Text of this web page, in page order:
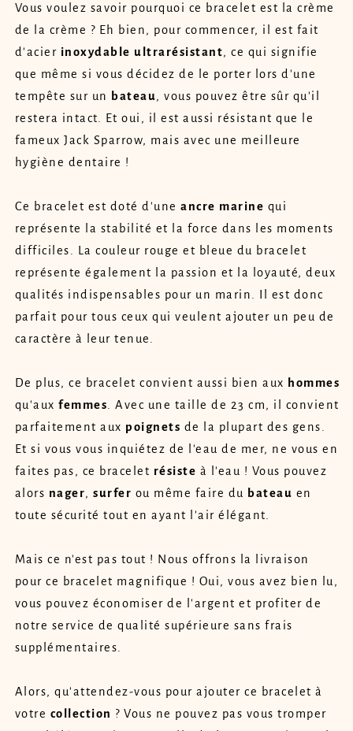
Vous voulez savoir pourquoi ce bracelet est la crème
de la crème ? Eh bien, pour commencer, il est fait
d'acier inoxydable ultrarésistant, ce qui signifie
que même si vous décidez de le porter lors d'une
tempête sur un bateau, vous pouvez être sûr qu'il
restera intact. Et oui, il est aussi résistant que le
fameux Jack Sparrow, mais avec une meilleure
hygiène dentaire !
Ce bracelet est doté d'une ancre marine qui
représente la stabilité et la force dans les moments
difficiles. La couleur rouge et bleue du bracelet
représente également la passion et la loyauté, deux
qualités indispensables pour un marin. Il est donc
parfait pour tous ceux qui veulent ajouter un peu de
caractère à leur tenue.
De plus, ce bracelet convient aussi bien aux hommes
qu'aux femmes . Avec une taille de 23 cm, il convient
parfaitement aux poignets de la plupart des gens.
Et si vous vous inquiétez de l'eau de mer, ne vous en
faites pas, ce bracelet résiste à l'eau ! Vous pouvez
alors nager, surfer ou même faire du bateau en
toute sécurité tout en ayant l'air élégant.
Mais ce n'est pas tout ! Nous offrons la livraison
pour ce bracelet magnifique ! Oui, vous avez bien lu,
vous pouvez économiser de l'argent et profiter de
notre service de qualité supérieure sans frais
supplémentaires.
Alors, qu'attendez-vous pour ajouter ce bracelet à
votre collection ? Vous ne pouvez pas vous tromper